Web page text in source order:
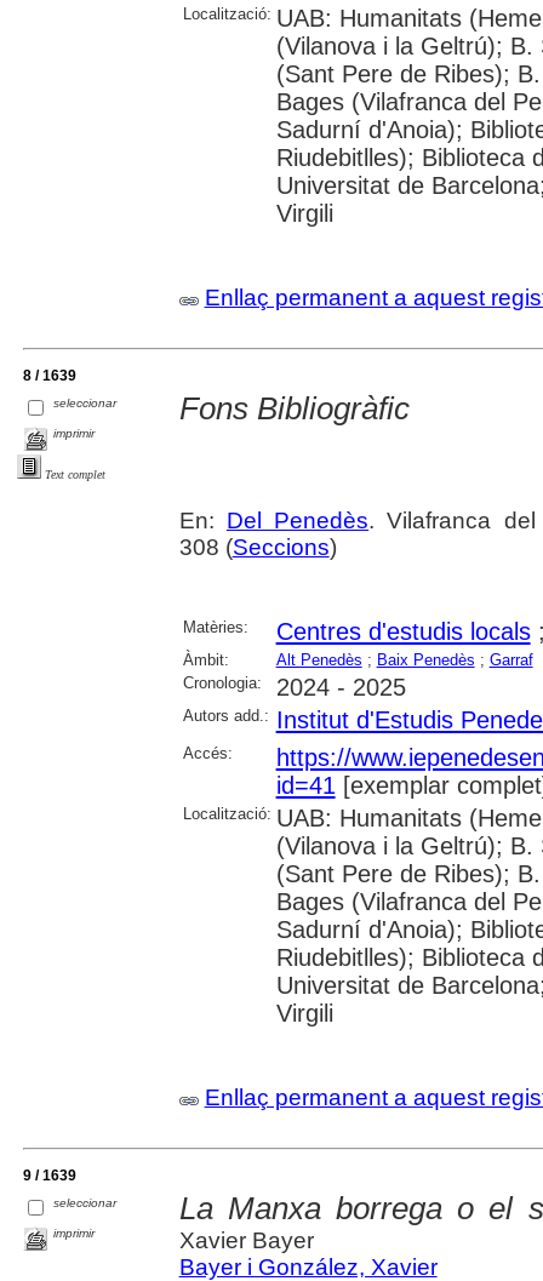
Localització: UAB: Humanitats
(Vilanova i la Geltrú);
(Sant Pere de Ribes);
Bages (Vilafranca del
Sadurní d'Anoia);
Riudebitlles); Biblioteca
Universitat de
Virgili
Enllaç permanent a aquest
8 / 1639
seleccionar
imprimir
Text complet
Fons Bibliogràfic
En: Del Penedès. Vilafranca
308 (Seccions)
Matèries: Centres d'estudis locals
Àmbit: Alt Penedès ; Baix Penedès ; Garraf
Cronologia:
2024 - 2025
Autors add.: Institut d'Estudis
Accés:
https://
id=41 [exemplar
Localització: UAB: Humanitats
(Vilanova i la Geltrú);
(Sant Pere de Ribes);
Bages (Vilafranca del
Sadurní d'Anoia);
Riudebitlles); Biblioteca
Universitat de
Virgili
Enllaç permanent a aquest
9 / 1639
seleccionar
imprimir
La Manxa borrega o el
Xavier Bayer
Bayer i González, Xavier